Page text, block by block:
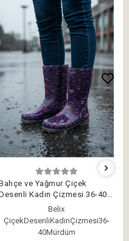
ve Yağmur Çiçek
Kadın Çizmesi 36-40
Belix
ÇiçekDesenliKadınÇizmesi36-
40Mürdüm